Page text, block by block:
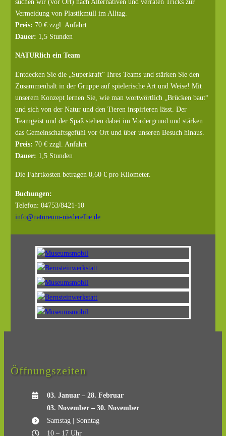
Vermeidung von Plastikmüll im Alltag.
Preis: 70 € zzgl. Anfahrt
Dauer: 1,5 Stunden
NATURlich ein Team
Entdecken Sie die „Superkraft“ Ihres Teams und stärken Sie den
Zusammenhalt in der Gruppe auf spielerische Art und Weise! Mit
unserem Konzept lernen Sie, wie man wortwörtlich „Brücken baut“
und sich von der Natur und den Tieren inspirieren lässt. Der
Teamgeist und der Spaß stehen dabei im Vordergrund und stärken
das Gemeinschaftsgefühl vor Ort und über unseren Besuch hinaus.
Preis: 70 € zzgl. Anfahrt
Dauer: 1,5 Stunden
Die Fahrtkosten betragen 0,60 € pro Kilometer.
Buchungen:
Telefon: 04753/8421-10
info@natureum-niederelbe.de
Öffnungszeiten
03. Januar – 28. Februar
03. November – 30. November
Samstag | Sonntag
10 – 17 Uhr